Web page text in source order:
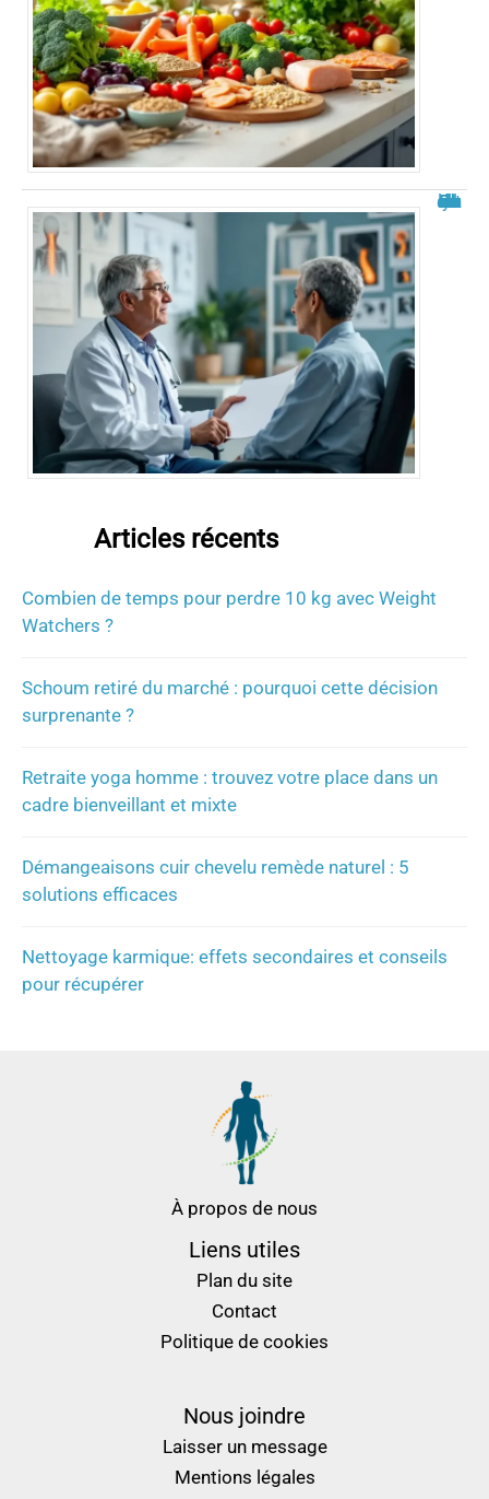
Roland Cayrol malade du cancer : état des rumeurs et réalités
Articles récents
Combien de temps pour perdre 10 kg avec Weight
Watchers ?
Schoum retiré du marché : pourquoi cette décision
surprenante ?
Retraite yoga homme : trouvez votre place dans un
cadre bienveillant et mixte
Démangeaisons cuir chevelu remède naturel : 5
solutions efficaces
Nettoyage karmique: effets secondaires et conseils
pour récupérer
À propos de nous
Liens utiles
Plan du site
Contact
Politique de cookies
Nous joindre
Laisser un message
Mentions légales